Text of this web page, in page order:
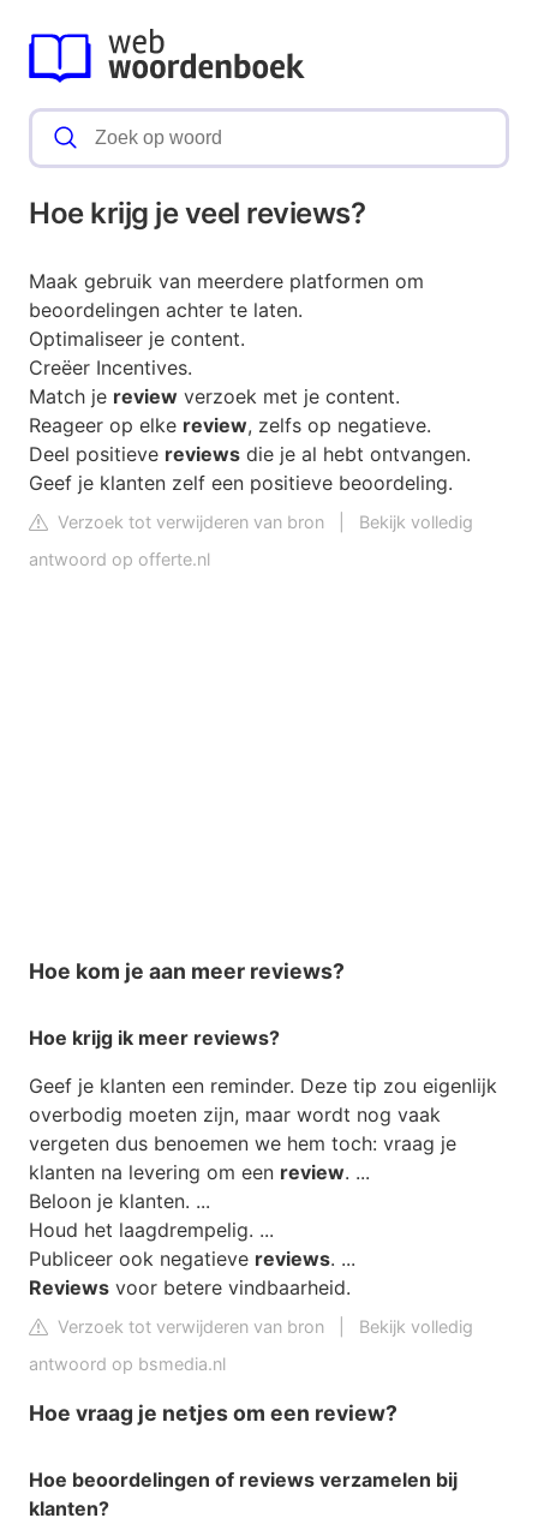
Hoe krijg je veel reviews?
Maak gebruik van meerdere platformen om
beoordelingen achter te laten.
Optimaliseer je content.
Creëer Incentives.
Match je review verzoek met je content.
Reageer op elke review, zelfs op negatieve.
Deel positieve reviews die je al hebt ontvangen.
Geef je klanten zelf een positieve beoordeling.
Verzoek tot verwijderen van bron
Bekijk volledig
antwoord op offerte.nl
Hoe kom je aan meer reviews?
Hoe krijg ik meer reviews?
Geef je klanten een reminder. Deze tip zou eigenlijk
overbodig moeten zijn, maar wordt nog vaak
vergeten dus benoemen we hem toch: vraag je
klanten na levering om een review. ...
Beloon je klanten. ...
Houd het laagdrempelig. ...
Publiceer ook negatieve reviews. ...
Reviews voor betere vindbaarheid.
Verzoek tot verwijderen van bron
Bekijk volledig
antwoord op bsmedia.nl
Hoe vraag je netjes om een review?
Hoe beoordelingen of reviews verzamelen bij
klanten?